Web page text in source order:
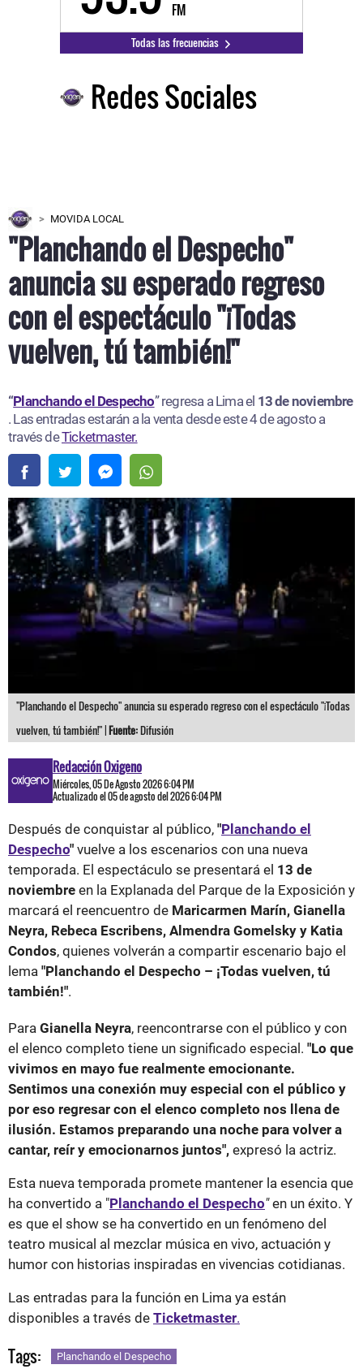
FM
Todas las frecuencias
Redes Sociales
MOVIDA LOCAL
"Planchando el Despecho"
anuncia su esperado regreso
con el espectáculo "¡Todas
vuelven, tú también!"
“Planchando el Despecho” regresa a Lima el 13 de noviembre
. Las entradas estarán a la venta desde este 4 de agosto a
través deTicketmaster.
"Planchando el Despecho" anuncia su esperado regreso con el espectáculo "¡Todas
vuelven, tú también!" |Fuente:Difusión
Redacción Oxigeno
Miércoles, 05 De Agosto 2026 6:04 PM
Actualizado el 05 de agosto del 2026 6:04 PM
Después de conquistar al público, "Planchando el
Despecho" vuelve a los escenarios con una nueva
temporada. El espectáculo se presentará el 13 de
noviembre en la Explanada del Parque de la Exposición y
marcará el reencuentro de Maricarmen Marín, Gianella
Neyra, Rebeca Escribens, Almendra Gomelsky y Katia
Condos, quienes volverán a compartir escenario bajo el
lema "Planchando el Despecho – ¡Todas vuelven, tú
también!".
Para Gianella Neyra, reencontrarse con el público y con
el elenco completo tiene un significado especial. "Lo que
vivimos en mayo fue realmente emocionante.
Sentimos una conexión muy especial con el público y
por eso regresar con el elenco completo nos llena de
ilusión. Estamos preparando una noche para volver a
cantar, reír y emocionarnos juntos", expresó la actriz.
Esta nueva temporada promete mantener la esencia que
ha convertido a "Planchando el Despecho"en un éxito. Y
es que el show se ha convertido en un fenómeno del
teatro musical al mezclar música en vivo, actuación y
humor con historias inspiradas en vivencias cotidianas.
Las entradas para la función en Lima ya están
disponibles a través de Ticketmaster.
Tags: Planchando el Despecho